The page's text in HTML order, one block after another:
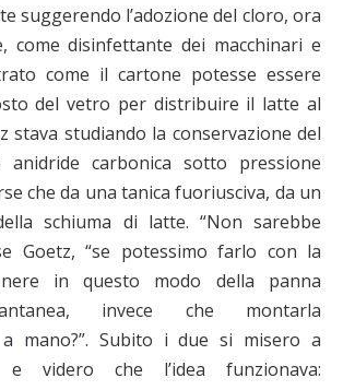
suggerendo l’adozione del cloro, ora
come disinfettante dei macchinari e
come il cartone potesse essere
del vetro per distribuire il latte al
stava studiando la conservazione del
anidride carbonica sotto pressione
che da una tanica fuoriusciva, da un
schiuma di latte. “Non sarebbe
Goetz, “se potessimo farlo con la
in questo modo della panna
invece che montarla
a mano?”. Subito i due si misero a
e videro che l’idea funzionava: